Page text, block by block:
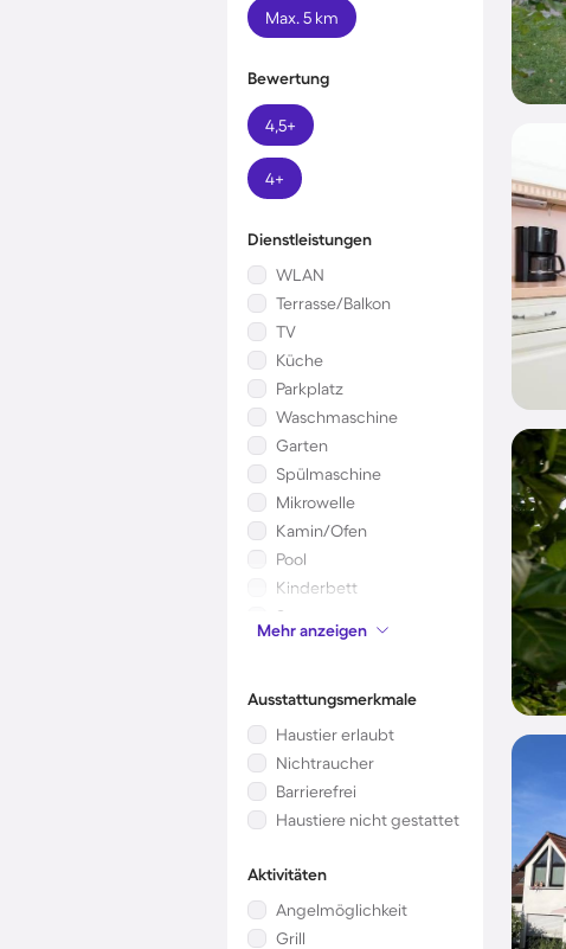
Max. 5 km
Bewertung
4,5+
4+
Dienstleistungen
WLAN
Terrasse/Balkon
TV
Küche
Parkplatz
Waschmaschine
Garten
Spülmaschine
Mikrowelle
Kamin/Ofen
Pool
Kinderbett
Sauna
Klimaanlage
Mehr anzeigen
Ausstattungsmerkmale
Haustier erlaubt
Nichtraucher
Barrierefrei
Haustiere nicht gestattet
Aktivitäten
Angelmöglichkeit
Grill